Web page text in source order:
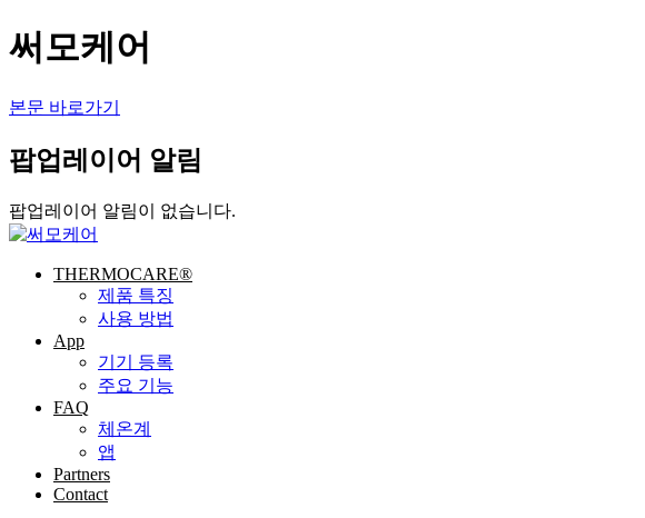
써모케어
본문 바로가기
팝업레이어 알림
팝업레이어 알림이 없습니다.
THERMOCARE®
제품 특징
사용 방법
App
기기 등록
주요 기능
FAQ
체온계
앱
Partners
Contact